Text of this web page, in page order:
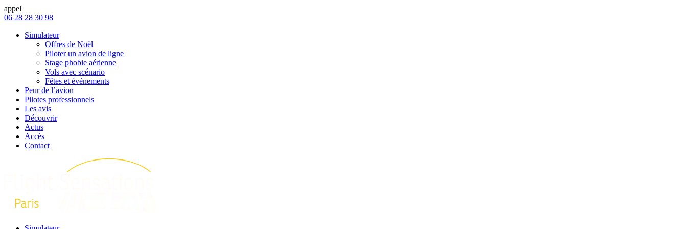
appel
06 28 28 30 98
Simulateur
Offres de Noël
Piloter un avion de ligne
Stage phobie aérienne
Vols avec scénario
Fêtes et événements
Peur de l’avion
Pilotes professionnels
Les avis
Découvrir
Actus
Accès
Contact